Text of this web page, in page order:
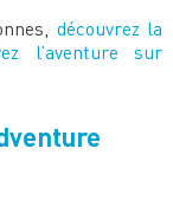
découvrez la
l’aventure sur